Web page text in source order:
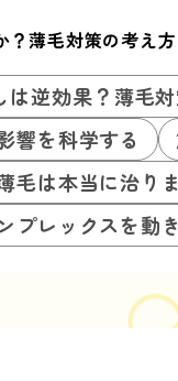
？薄毛対策の考え方
は逆効果？薄毛
響を科学する
毛は本当に治り
プレックスを動